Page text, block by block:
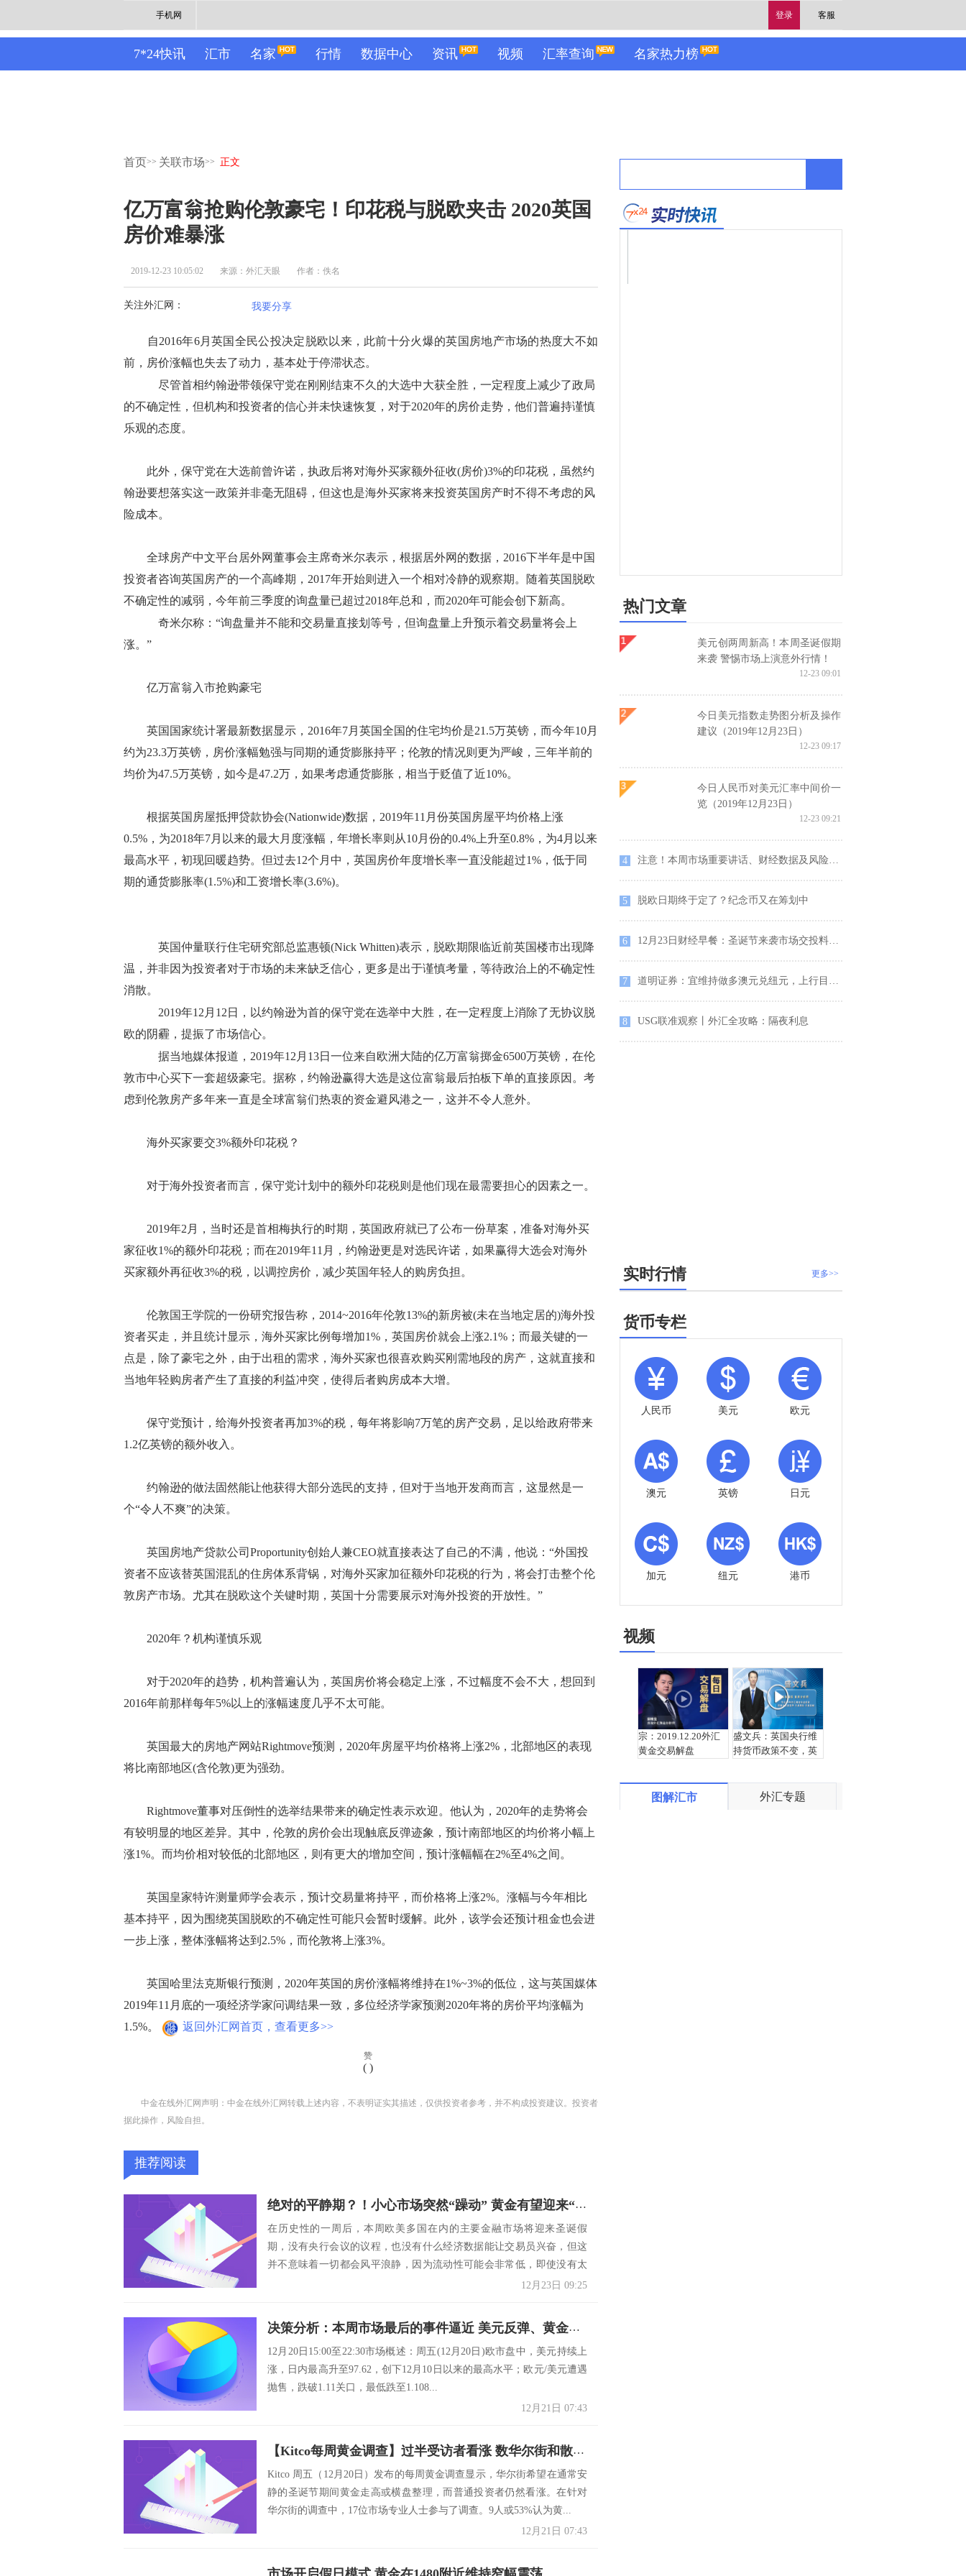
登录 客服
手机网
7*24快讯 汇市 名家 行情 数据中心 资讯 视频 汇率查询 名家热力榜
首页>> 关联市场>> 正文
亿万富翁抢购伦敦豪宅！印花税与脱欧夹击 2020英国
房价难暴涨
2019-12-23 10:05:02 来源：外汇天眼 作者：佚名
关注外汇网： 我要分享
自2016年6月英国全民公投决定脱欧以来，此前十分火爆的英国房地产市场的热度大不如
前，房价涨幅也失去了动力，基本处于停滞状态。
尽管首相约翰逊带领保守党在刚刚结束不久的大选中大获全胜，一定程度上减少了政局
的不确定性，但机构和投资者的信心并未快速恢复，对于2020年的房价走势，他们普遍持谨慎
乐观的态度。
此外，保守党在大选前曾许诺，执政后将对海外买家额外征收(房价)3%的印花税，虽然约
翰逊要想落实这一政策并非毫无阻碍，但这也是海外买家将来投资英国房产时不得不考虑的风
险成本。
全球房产中文平台居外网董事会主席奇米尔表示，根据居外网的数据，2016下半年是中国
投资者咨询英国房产的一个高峰期，2017年开始则进入一个相对冷静的观察期。随着英国脱欧
不确定性的减弱，今年前三季度的询盘量已超过2018年总和，而2020年可能会创下新高。
奇米尔称：“询盘量并不能和交易量直接划等号，但询盘量上升预示着交易量将会上
涨。”
亿万富翁入市抢购豪宅
英国国家统计署最新数据显示，2016年7月英国全国的住宅均价是21.5万英镑，而今年10月
约为23.3万英镑，房价涨幅勉强与同期的通货膨胀持平；伦敦的情况则更为严峻，三年半前的
均价为47.5万英镑，如今是47.2万，如果考虑通货膨胀，相当于贬值了近10%。
根据英国房屋抵押贷款协会(Nationwide)数据，2019年11月份英国房屋平均价格上涨
0.5%，为2018年7月以来的最大月度涨幅，年增长率则从10月份的0.4%上升至0.8%，为4月以来
最高水平，初现回暖趋势。但过去12个月中，英国房价年度增长率一直没能超过1%，低于同
期的通货膨胀率(1.5%)和工资增长率(3.6%)。
英国仲量联行住宅研究部总监惠顿(Nick Whitten)表示，脱欧期限临近前英国楼市出现降
温，并非因为投资者对于市场的未来缺乏信心，更多是出于谨慎考量，等待政治上的不确定性
消散。
2019年12月12日，以约翰逊为首的保守党在选举中大胜，在一定程度上消除了无协议脱
欧的阴霾，提振了市场信心。
据当地媒体报道，2019年12月13日一位来自欧洲大陆的亿万富翁掷金6500万英镑，在伦
敦市中心买下一套超级豪宅。据称，约翰逊赢得大选是这位富翁最后拍板下单的直接原因。考
虑到伦敦房产多年来一直是全球富翁们热衷的资金避风港之一，这并不令人意外。
海外买家要交3%额外印花税？
对于海外投资者而言，保守党计划中的额外印花税则是他们现在最需要担心的因素之一。
2019年2月，当时还是首相梅执行的时期，英国政府就已了公布一份草案，准备对海外买
家征收1%的额外印花税；而在2019年11月，约翰逊更是对选民许诺，如果赢得大选会对海外
买家额外再征收3%的税，以调控房价，减少英国年轻人的购房负担。
伦敦国王学院的一份研究报告称，2014~2016年伦敦13%的新房被(未在当地定居的)海外投
资者买走，并且统计显示，海外买家比例每增加1%，英国房价就会上涨2.1%；而最关键的一
点是，除了豪宅之外，由于出租的需求，海外买家也很喜欢购买刚需地段的房产，这就直接和
当地年轻购房者产生了直接的利益冲突，使得后者购房成本大增。
保守党预计，给海外投资者再加3%的税，每年将影响7万笔的房产交易，足以给政府带来
1.2亿英镑的额外收入。
约翰逊的做法固然能让他获得大部分选民的支持，但对于当地开发商而言，这显然是一
个“令人不爽”的决策。
英国房地产贷款公司Proportunity创始人兼CEO就直接表达了自己的不满，他说：“外国投
资者不应该替英国混乱的住房体系背锅，对海外买家加征额外印花税的行为，将会打击整个伦
敦房产市场。尤其在脱欧这个关键时期，英国十分需要展示对海外投资的开放性。”
2020年？机构谨慎乐观
对于2020年的趋势，机构普遍认为，英国房价将会稳定上涨，不过幅度不会不大，想回到
2016年前那样每年5%以上的涨幅速度几乎不太可能。
英国最大的房地产网站Rightmove预测，2020年房屋平均价格将上涨2%，北部地区的表现
将比南部地区(含伦敦)更为强劲。
Rightmove董事对压倒性的选举结果带来的确定性表示欢迎。他认为，2020年的走势将会
有较明显的地区差异。其中，伦敦的房价会出现触底反弹迹象，预计南部地区的均价将小幅上
涨1%。而均价相对较低的北部地区，则有更大的增加空间，预计涨幅幅在2%至4%之间。
英国皇家特许测量师学会表示，预计交易量将持平，而价格将上涨2%。涨幅与今年相比
基本持平，因为围绕英国脱欧的不确定性可能只会暂时缓解。此外，该学会还预计租金也会进
一步上涨，整体涨幅将达到2.5%，而伦敦将上涨3%。
英国哈里法克斯银行预测，2020年英国的房价涨幅将维持在1%~3%的低位，这与英国媒体
2019年11月底的一项经济学家问调结果一致，多位经济学家预测2020年将的房价平均涨幅为
1.5%。
返回外汇网首页，查看更多>>
赞
( )
中金在线外汇网声明：中金在线外汇网转载上述内容，不表明证实其描述，仅供投资者参考，并不构成投资建议。投资者
据此操作，风险自担。
推荐阅读
绝对的平静期？！小心市场突然“躁动” 黄金有望迎来“圣诞大礼包”？
在历史性的一周后，本周欧美多国在内的主要金融市场将迎来圣诞假
期，没有央行会议的议程，也没有什么经济数据能让交易员兴奋，但这
并不意味着一切都会风平浪静，因为流动性可能会非常低，即使没有太
12月23日 09:25
决策分析：本周市场最后的事件逼近 美元反弹、黄金冲高测试1480
12月20日15:00至22:30市场概述：周五(12月20日)欧市盘中，美元持续上
涨，日内最高升至97.62，创下12月10日以来的最高水平；欧元/美元遭遇
抛售，跌破1.11关口，最低跌至1.108...
12月21日 07:43
【Kitco每周黄金调查】过半受访者看涨 数华尔街和散户立场一致
Kitco 周五（12月20日）发布的每周黄金调查显示，华尔街希望在通常安
静的圣诞节期间黄金走高或横盘整理，而普通投资者仍然看涨。在针对
华尔街的调查中，17位市场专业人士参与了调查。9人或53%认为黄...
12月21日 07:43
热门文章
美元创两周新高！本周圣诞假期
来袭 警惕市场上演意外行情！
12-23 09:01
今日美元指数走势图分析及操作
建议（2019年12月23日）
12-23 09:17
今日人民币对美元汇率中间价一
览（2019年12月23日）
12-23 09:21
4 注意！本周市场重要讲话、财经数据及风险事件一览
5 脱欧日期终于定了？纪念币又在筹划中
6 12月23日财经早餐：圣诞节来袭市场交投料清淡，关注日银纪要和中美数据！
7 道明证券：宜维持做多澳元兑纽元，上行目标指向1.14
8 USG联准观察丨外汇全攻略：隔夜利息
更多>>
实时行情
货币专栏
人民币 美元 欧元
澳元 英镑 日元
加元 纽元 港币
视频
宗：2019.12.20外汇
黄金交易解盘
盛文兵：英国央行维
持货币政策不变，英
图解汇市 外汇专题